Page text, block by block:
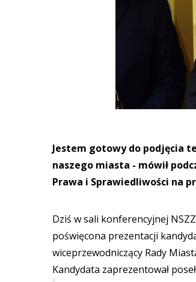
Jestem gotowy do podjęcia
naszego miasta - mówił
Prawa i Sprawiedliwości na
Dziś w sali konferencyjnej
poświęcona prezentacji
wiceprzewodniczący Rady
Kandydata zaprezentował